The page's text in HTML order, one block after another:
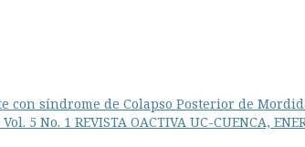
con síndrome de Colapso Posterior de
5 No. 1 REVISTA OACTIVA UC-CUENCA,